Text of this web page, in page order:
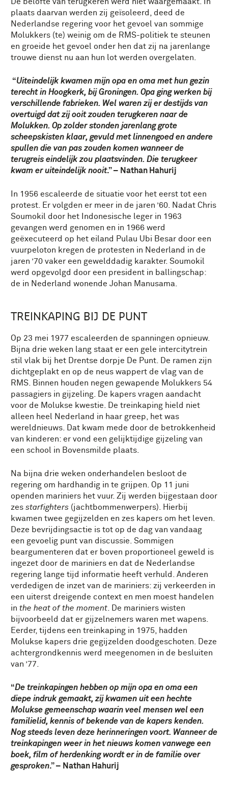
plaats daarvan werden zij geïsoleerd, deed de
Nederlandse regering voor het gevoel van sommige
Molukkers (te) weinig om de RMS-politiek te steunen
en groeide het gevoel onder hen dat zij na jarenlange
trouwe dienst nu aan hun lot werden overgelaten.
“Uiteindelijk kwamen mijn opa en oma met hun gezin
terecht in Hoogkerk, bij Groningen. Opa ging werken bij
verschillende fabrieken. Wel waren zij er destijds van
overtuigd dat zij ooit zouden terugkeren naar de
Molukken. Op zolder stonden jarenlang grote
scheepskisten klaar, gevuld met linnengoed en andere
spullen die van pas zouden komen wanneer de
terugreis eindelijk zou plaatsvinden. Die terugkeer
kwam er uiteindelijk nooit.” – Nathan Hahurij
In 1956 escaleerde de situatie voor het eerst tot een
protest. Er volgden er meer in de jaren ’60. Nadat Chris
Soumokil door het Indonesische leger in 1963
gevangen werd genomen en in 1966 werd
geëxecuteerd op het eiland Pulau Ubi Besar door een
vuurpeloton kregen de protesten in Nederland in de
jaren ’70 vaker een gewelddadig karakter. Soumokil
werd opgevolgd door een president in ballingschap:
de in Nederland wonende Johan Manusama.
TREINKAPING BIJ DE PUNT
Op 23 mei 1977 escaleerden de spanningen opnieuw.
Bijna drie weken lang staat er een gele intercitytrein
stil vlak bij het Drentse dorpje De Punt. De ramen zijn
dichtgeplakt en op de neus wappert de vlag van de
RMS. Binnen houden negen gewapende Molukkers 54
passagiers in gijzeling. De kapers vragen aandacht
voor de Molukse kwestie. De treinkaping hield niet
alleen heel Nederland in haar greep, het was
wereldnieuws. Dat kwam mede door de betrokkenheid
van kinderen: er vond een gelijktijdige gijzeling van
een school in Bovensmilde plaats.
Na bijna drie weken onderhandelen besloot de
regering om hardhandig in te grijpen. Op 11 juni
openden mariniers het vuur. Zij werden bijgestaan door
zes starfighters (jachtbommenwerpers). Hierbij
kwamen twee gegijzelden en zes kapers om het leven.
Deze bevrijdingsactie is tot op de dag van vandaag
een gevoelig punt van discussie. Sommigen
beargumenteren dat er boven proportioneel geweld is
ingezet door de mariniers en dat de Nederlandse
regering lange tijd informatie heeft verhuld. Anderen
verdedigen de inzet van de mariniers: zij verkeerden in
een uiterst dreigende context en men moest handelen
in the heat of the moment . De mariniers wisten
bijvoorbeeld dat er gijzelnemers waren met wapens.
Eerder, tijdens een treinkaping in 1975, hadden
Molukse kapers drie gegijzelden doodgeschoten. Deze
achtergrondkennis werd meegenomen in de besluiten
van ’77.
“De treinkapingen hebben op mijn opa en oma een
diepe indruk gemaakt, zij kwamen uit een hechte
Molukse gemeenschap waarin veel mensen wel een
familielid, kennis of bekende van de kapers kenden.
Nog steeds leven deze herinneringen voort. Wanneer de
treinkapingen weer in het nieuws komen vanwege een
boek, film of herdenking wordt er in de familie over
gesproken.” – Nathan Hahurij